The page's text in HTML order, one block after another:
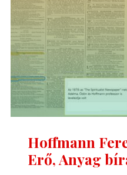
Hoffmann
Erő, Anyag